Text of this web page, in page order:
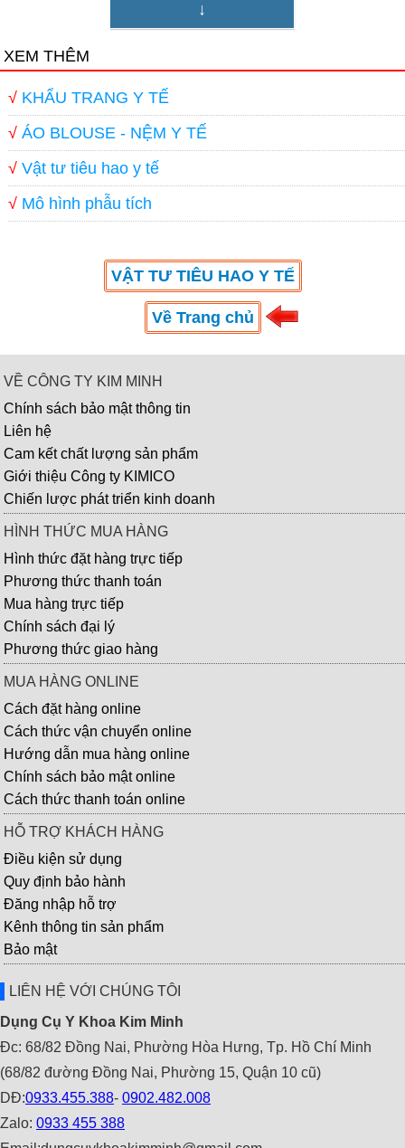
↓
XEM THÊM
√ KHẨU TRANG Y TẾ
√ ÁO BLOUSE - NỆM Y TẾ
√ Vật tư tiêu hao y tế
√ Mô hình phẫu tích
VẬT TƯ TIÊU HAO Y TẾ
Về Trang chủ
VỀ CÔNG TY KIM MINH
Chính sách bảo mật thông tin
Liên hệ
Cam kết chất lượng sản phẩm
Giới thiệu Công ty KIMICO
Chiến lược phát triển kinh doanh
HÌNH THỨC MUA HÀNG
Hình thức đặt hàng trực tiếp
Phương thức thanh toán
Mua hàng trực tiếp
Chính sách đại lý
Phương thức giao hàng
MUA HÀNG ONLINE
Cách đặt hàng online
Cách thức vận chuyển online
Hướng dẫn mua hàng online
Chính sách bảo mật online
Cách thức thanh toán online
HỖ TRỢ KHÁCH HÀNG
Điều kiện sử dụng
Quy định bảo hành
Đăng nhập hỗ trợ
Kênh thông tin sản phẩm
Bảo mật
LIÊN HỆ VỚI CHÚNG TÔI
Dụng Cụ Y Khoa Kim Minh
Đc: 68/82 Đồng Nai, Phường Hòa Hưng, Tp. Hồ Chí Minh
(68/82 đường Đồng Nai, Phường 15, Quận 10 cũ)
DĐ:0933.455.388- 0902.482.008
Zalo: 0933 455 388